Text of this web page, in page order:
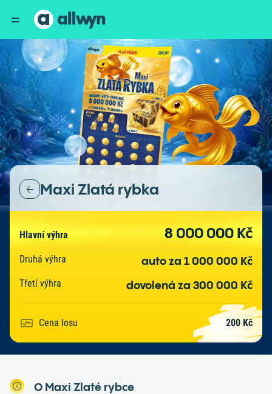
Maxi Zlatá rybka
Hlavní výhra 8 000 000 Kč
Druhá výhra auto za 1 000 000 Kč
Třetí výhra dovolená za 300 000 Kč
Cena losu 200 Kč
O Maxi Zlaté rybce